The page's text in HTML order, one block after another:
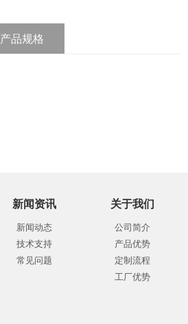
产品规格
新闻资讯
新闻动态
技术支持
常见问题
关于我们
公司简介
产品优势
定制流程
工厂优势